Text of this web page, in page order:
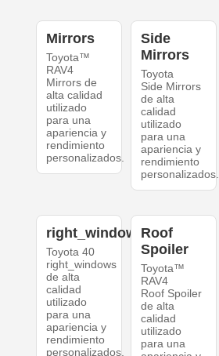
Mirrors
Toyota™
RAV4
Mirrors de
alta calidad
utilizado
para una
apariencia y
rendimiento
personalizados.
Side
Mirrors
Toyota
Side Mirrors
de alta
calidad
utilizado
para una
apariencia y
rendimiento
personalizados.
right_windows
Toyota 40
right_windows
de alta
calidad
utilizado
para una
apariencia y
rendimiento
personalizados.
Roof
Spoiler
Toyota™
RAV4
Roof Spoiler
de alta
calidad
utilizado
para una